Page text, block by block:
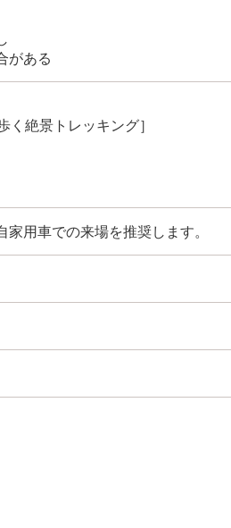
ある
く絶景トレッキング］
用車での来場を推奨します。